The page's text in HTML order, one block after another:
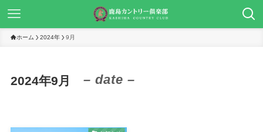
ホーム 2024年 9月
2024年9月 – date –